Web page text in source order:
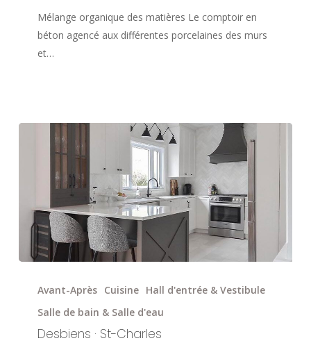
Mélange organique des matières Le comptoir en
béton agencé aux différentes porcelaines des murs
et…
Avant-Après Cuisine Hall d'entrée & Vestibule
Salle de bain & Salle d'eau
Desbiens · St-Charles